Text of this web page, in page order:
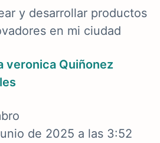
y desarrollar productos
en mi ciudad
veronica Quiñonez
de 2025 a las 3:52